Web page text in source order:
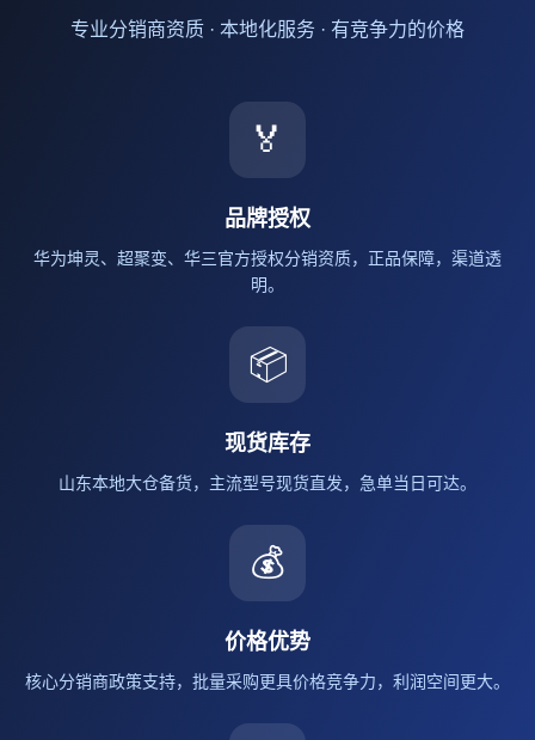
专业分销商资质 · 本地化服务 · 有竞争力的价格
🏅
品牌授权
华为坤灵、超聚变、华三官方授权分销资质，正品保障，渠道透
明。
📦
现货库存
山东本地大仓备货，主流型号现货直发，急单当日可达。
💰
价格优势
核心分销商政策支持，批量采购更具价格竞争力，利润空间更大。